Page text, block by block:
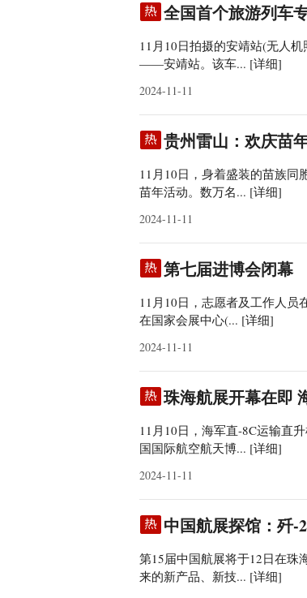
全国首个旅游列车
11月10日拍摄的安靖站(无人
——安靖站。该车... [详细]
2024-11-11
贵州雷山：欢庆苗
11月10日，身着盛装的苗族
苗年活动。数万名... [详细]
2024-11-11
第七届进博会闭幕
11月10日，志愿者及工作人员
在国家会展中心(... [详细]
2024-11-11
珠海航展开幕在即
11月10日，海军直-8C运输直
国国际航空航天博... [详细]
2024-11-11
中国航展探馆：歼-
第15届中国航展将于12日在珠
来的新产品、新技... [详细]